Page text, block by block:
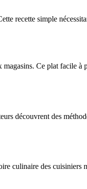
recette simple
Ce plat facile
découvrent des
culinaire des cuisiniers